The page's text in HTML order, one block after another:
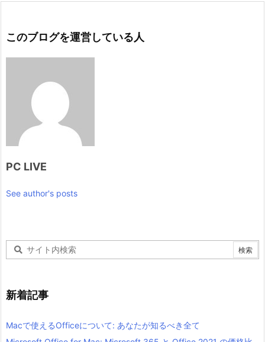
このブログを運営している人
PC LIVE
See author's posts
新着記事
Macで使えるOfficeについて: あなたが知るべき全て